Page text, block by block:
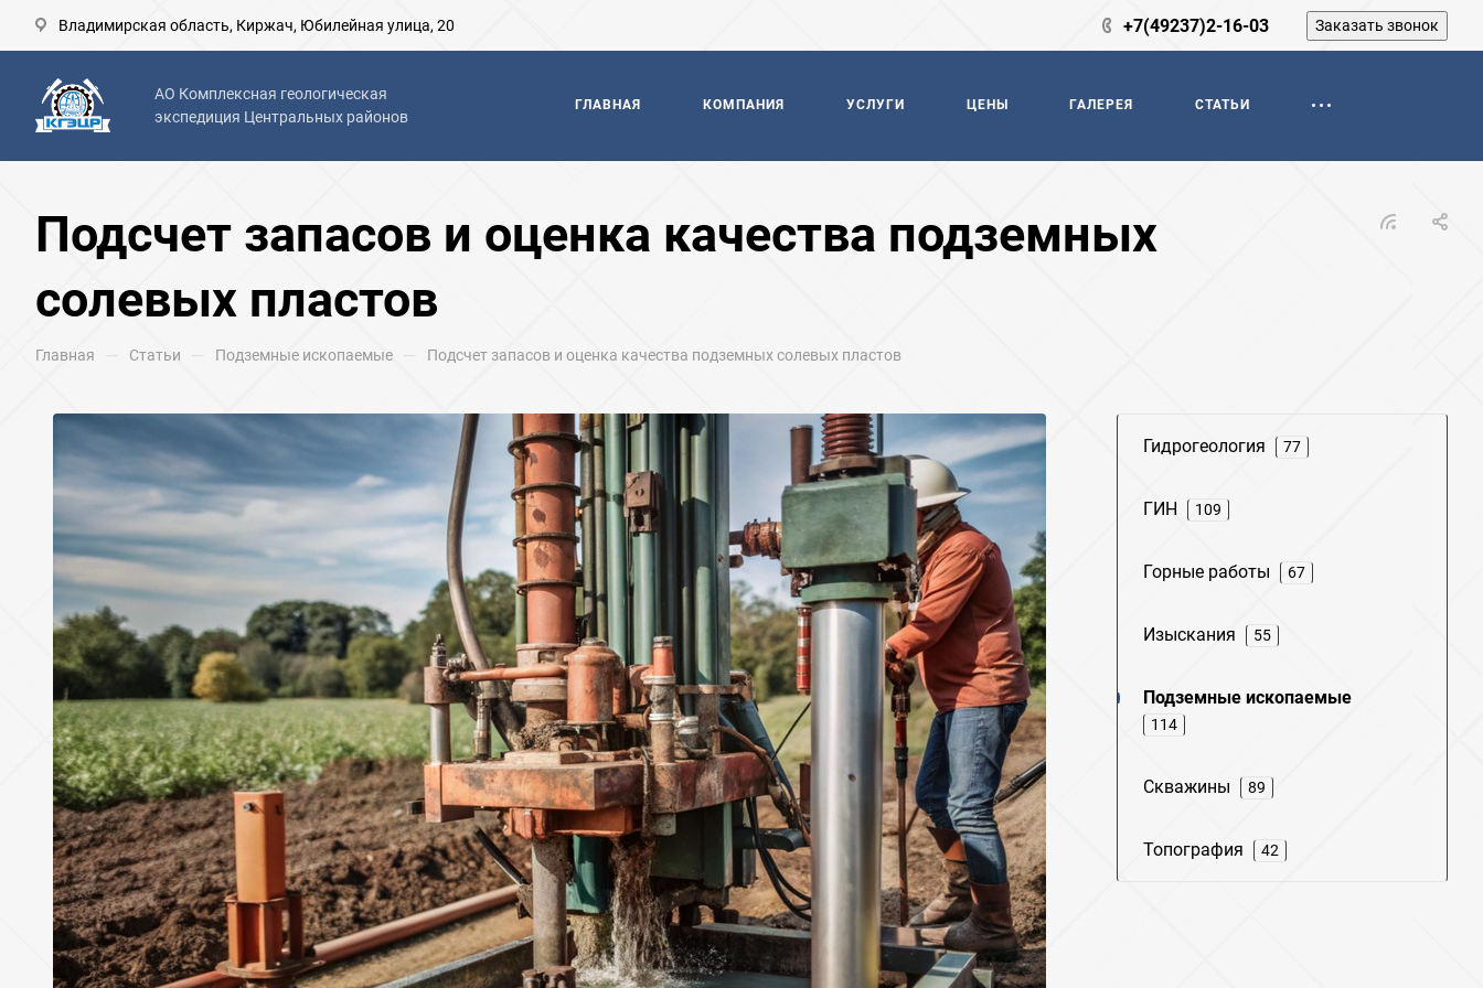
Владимирская область, Киржач, Юбилейная улица, 20 +7(49237)2-16-03 Заказать звонок
АО Комплексная геологическая
экспедиция Центральных районов
ГЛАВНАЯ КОМПАНИЯ УСЛУГИ ЦЕНЫ ГАЛЕРЕЯ СТАТЬИ
Подсчет запасов и оценка качества подземных
солевых пластов
Главная — Статьи — Подземные ископаемые — Подсчет запасов и оценка качества подземных солевых пластов
Гидрогеология 77
ГИН 109
Горные работы 67
Изыскания 55
Подземные ископаемые
114
Скважины 89
Топография 42